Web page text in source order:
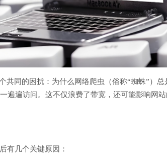
共同的困扰：为什么网络爬虫（俗称“蜘蛛”）
遍访问。这不仅浪费了带宽，还可能影响网
有几个关键原因：